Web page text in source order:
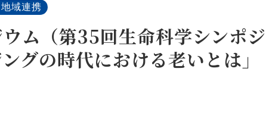
域連携
ム（第35回生命科学シンポジ
グの時代における老いとは」